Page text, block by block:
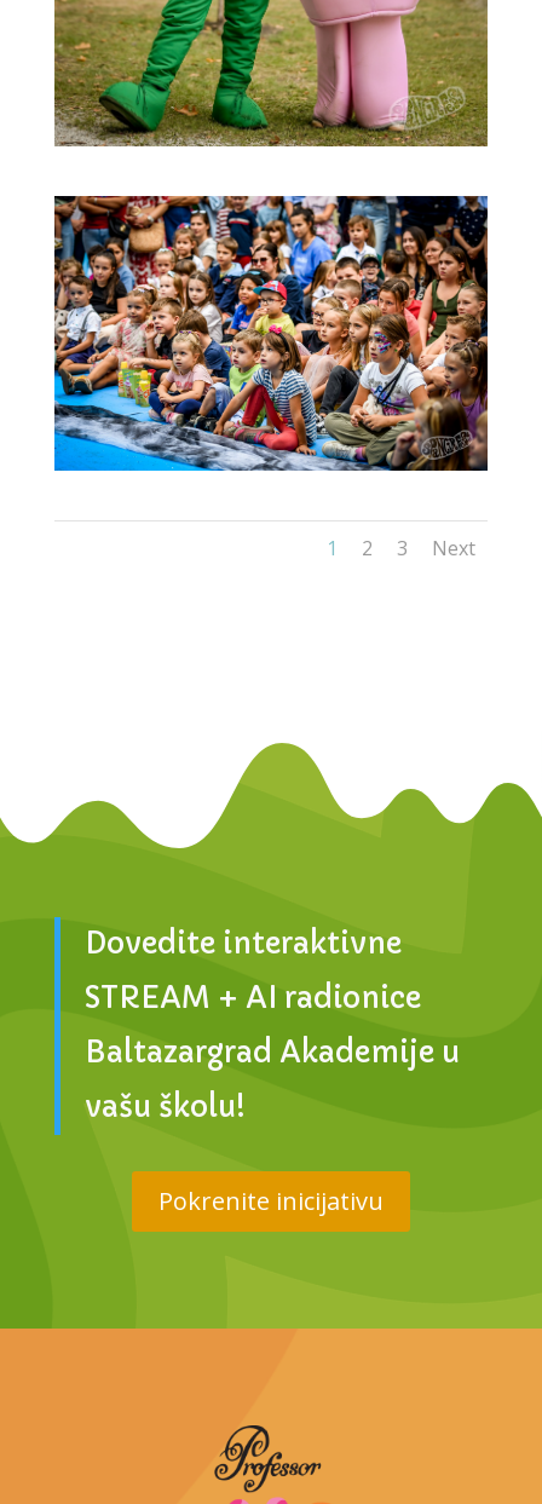
1 2 3 Next
Dovedite interaktivne
STREAM + AI radionice
Baltazargrad Akademije u
vašu školu!
Pokrenite inicijativu